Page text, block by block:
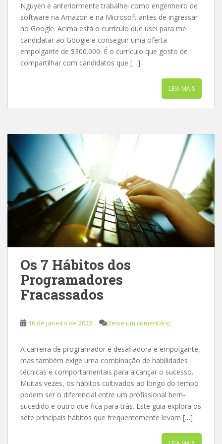
Nguyen e anteriormente trabalhei como engenheiro de
software na Amazon e na Microsoft antes de ingressar
no Google. Acima está o currículo que usei para me
candidatar ao Google e conseguir uma oferta
empolgante de $300.000. É o currículo que gosto de
compartilhar com candidatos que […]
LEIA MAIS
Os 7 Hábitos dos
Programadores
Fracassados
16 de janeiro de 2023 Deixe um comentário
A carreira de programador é desafiadora e empolgante,
mas também exige uma combinação de habilidades
técnicas e comportamentais para alcançar o sucesso.
Muitas vezes, os hábitos cultivados ao longo do tempo
podem ser o diferencial entre um profissional bem-
sucedido e outro que fica para trás. Este guia explora os
sete principais hábitos que frequentemente levam […]